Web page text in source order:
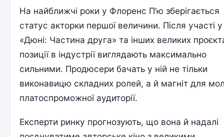
На найближчі роки у Флоренс П’ю зберігається
статус акторки першої величини. Після участі у
«Дюні: Частина друга» та інших великих
позиції в індустрії виглядають максимально
сильними. Продюсери бачать у ній не тільки
виконавицю складних ролей, а й магніт для
платоспроможної аудиторії.
Експерти ринку прогнозують, що вона й надалі